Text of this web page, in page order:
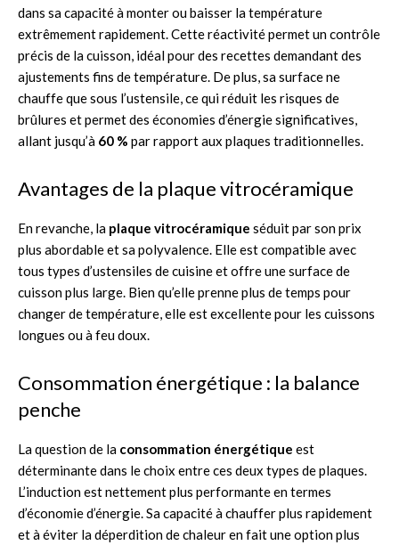
dans sa capacité à monter ou baisser la température
extrêmement rapidement. Cette réactivité permet un contrôle
précis de la cuisson, idéal pour des recettes demandant des
ajustements fins de température. De plus, sa surface ne
chauffe que sous l’ustensile, ce qui réduit les risques de
brûlures et permet des économies d’énergie significatives,
allant jusqu’à 60 % par rapport aux plaques traditionnelles.
Avantages de la plaque vitrocéramique
En revanche, la plaque vitrocéramique séduit par son prix
plus abordable et sa polyvalence. Elle est compatible avec
tous types d’ustensiles de cuisine et offre une surface de
cuisson plus large. Bien qu’elle prenne plus de temps pour
changer de température, elle est excellente pour les cuissons
longues ou à feu doux.
Consommation énergétique : la balance
penche
La question de la consommation énergétique est
déterminante dans le choix entre ces deux types de plaques.
L’induction est nettement plus performante en termes
d’économie d’énergie. Sa capacité à chauffer plus rapidement
et à éviter la déperdition de chaleur en fait une option plus